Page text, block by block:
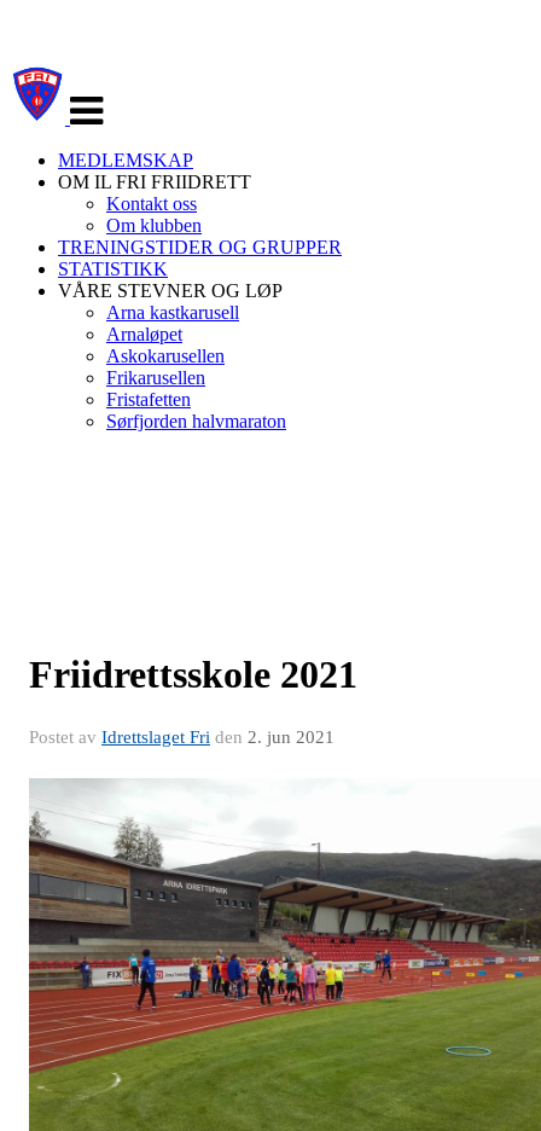
navigasjon
MEDLEMSKAP
OM IL FRI FRIIDRETT
Kontakt oss
Om klubben
TRENINGSTIDER OG GRUPPER
STATISTIKK
VÅRE STEVNER OG LØP
Arna kastkarusell
Arnaløpet
Askokarusellen
Frikarusellen
Fristafetten
Sørfjorden halvmaraton
Friidrettsskole 2021
Postet av Idrettslaget Fri den 2. jun 2021